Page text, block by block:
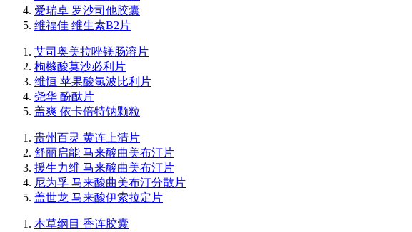
爱瑞卓 罗沙司他胶囊
维福佳 维生素B2片
艾司奥美拉唑镁肠溶片
枸橼酸莫沙必利片
维恒 苹果酸氯波比利片
尧华 酚酞片
盖爽 依卡倍特钠颗粒
贵州百灵 黄连上清片
舒丽启能 马来酸曲美布汀片
援生力维 马来酸曲美布汀片
尼为孚 马来酸曲美布汀分散片
盖世龙 马来酸伊索拉定片
本草纲目 香连胶囊